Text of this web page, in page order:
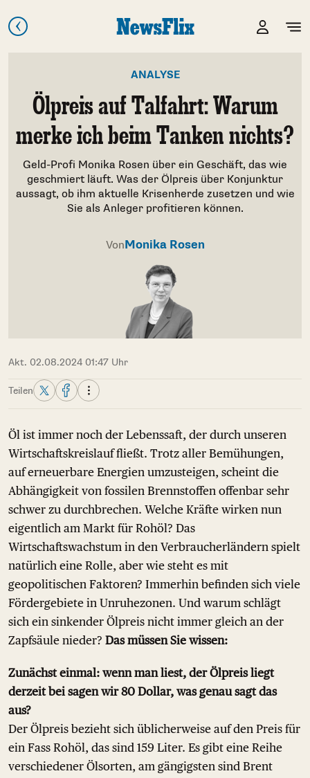
ANALYSE
Ölpreis auf Talfahrt: Warum
merke ich beim Tanken nichts?
Geld-Profi Monika Rosen über ein Geschäft, das wie
geschmiert läuft. Was der Ölpreis über Konjunktur
aussagt, ob ihm aktuelle Krisenherde zusetzen und wie
Sie als Anleger profitieren können.
VonMonika Rosen
Akt. 02.08.2024 01:47 Uhr
Teilen
Öl ist immer noch der Lebenssaft, der durch unseren
Wirtschaftskreislauf fließt. Trotz aller Bemühungen,
auf erneuerbare Energien umzusteigen, scheint die
Abhängigkeit von fossilen Brennstoffen offenbar sehr
schwer zu durchbrechen. Welche Kräfte wirken nun
eigentlich am Markt für Rohöl? Das
Wirtschaftswachstum in den Verbraucherländern spielt
natürlich eine Rolle, aber wie steht es mit
geopolitischen Faktoren? Immerhin befinden sich viele
Fördergebiete in Unruhezonen. Und warum schlägt
sich ein sinkender Ölpreis nicht immer gleich an der
Zapfsäule nieder? Das müssen Sie wissen:
Zunächst einmal: wenn man liest, der Ölpreis liegt
derzeit bei sagen wir 80 Dollar, was genau sagt das
aus?
Der Ölpreis bezieht sich üblicherweise auf den Preis für
ein Fass Rohöl, das sind 159 Liter. Es gibt eine Reihe
verschiedener Ölsorten, am gängigsten sind Brent